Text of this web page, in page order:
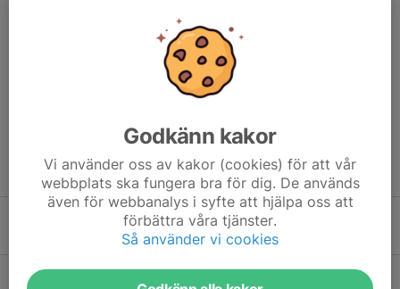
Tidigare nyheter
Säsongen i hamn!
2 okt 2025 0
Höstsäsongen
Godkänn kakor
Vi använder oss av kakor (cookies) för att vår
webbplats ska fungera bra för dig. De används
även för webbanalys i syfte att hjälpa oss att
förbättra våra tjänster.
Så använder vi cookies